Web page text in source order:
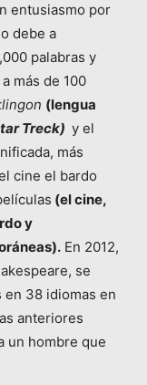
entusiasmo por
debe a
palabras y
más de 100
(lengua
Treck) y el
más
cine el bardo
(el cine,
y
En 2012,
se
en 38 idiomas en
anteriores
un hombre que